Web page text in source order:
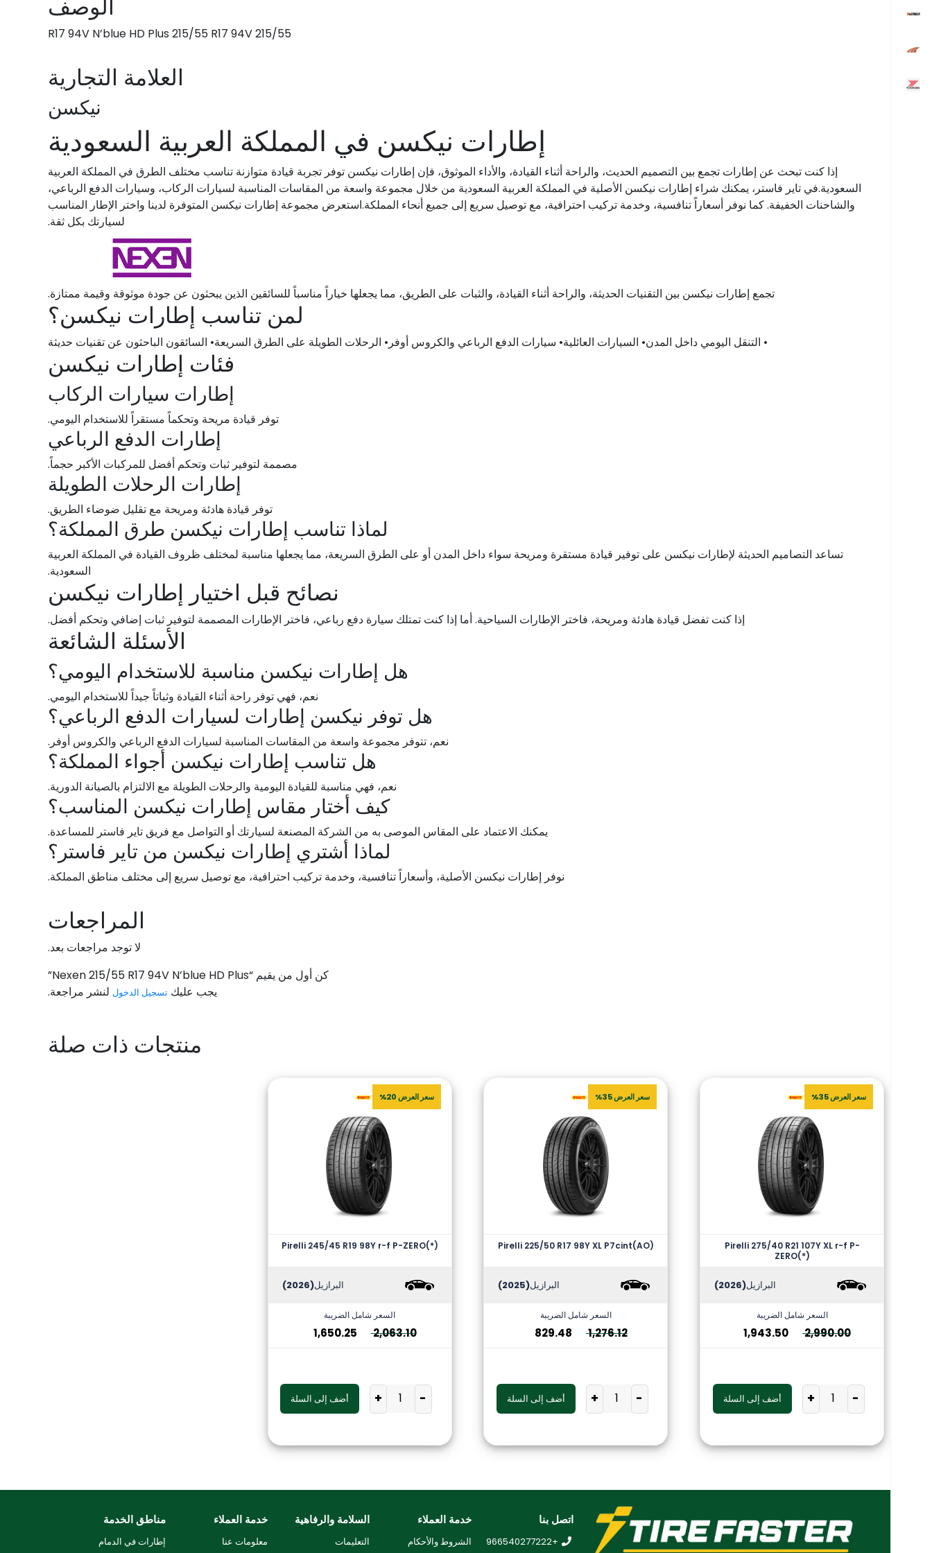
الوصف
215/55 R17 94V N’blue HD Plus 215/55 R17 94V
العلامة التجارية
نيكسن
إطارات نيكسن في المملكة العربية السعودية
إذا كنت تبحث عن إطارات تجمع بين التصميم الحديث، والراحة أثناء القيادة، والأداء الموثوق، فإن إطارات نيكسن توفر تجربة قيادة متوازنة تناسب مختلف الطرق في المملكة العربية
السعودية.في تاير فاستر، يمكنك شراء إطارات نيكسن الأصلية في المملكة العربية السعودية من خلال مجموعة واسعة من المقاسات المناسبة لسيارات الركاب، وسيارات الدفع الرباعي،
والشاحنات الخفيفة. كما نوفر أسعاراً تنافسية، وخدمة تركيب احترافية، مع توصيل سريع إلى جميع أنحاء المملكة.استعرض مجموعة إطارات نيكسن المتوفرة لدينا واختر الإطار المناسب
لسيارتك بكل ثقة.
تجمع إطارات نيكسن بين التقنيات الحديثة، والراحة أثناء القيادة، والثبات على الطريق، مما يجعلها خياراً مناسباً للسائقين الذين يبحثون عن جودة موثوقة وقيمة ممتازة.
لمن تناسب إطارات نيكسن؟
• التنقل اليومي داخل المدن• السيارات العائلية• سيارات الدفع الرباعي والكروس أوفر• الرحلات الطويلة على الطرق السريعة• السائقون الباحثون عن تقنيات حديثة
فئات إطارات نيكسن
إطارات سيارات الركاب
توفر قيادة مريحة وتحكماً مستقراً للاستخدام اليومي.
إطارات الدفع الرباعي
مصممة لتوفير ثبات وتحكم أفضل للمركبات الأكبر حجماً.
إطارات الرحلات الطويلة
توفر قيادة هادئة ومريحة مع تقليل ضوضاء الطريق.
لماذا تناسب إطارات نيكسن طرق المملكة؟
تساعد التصاميم الحديثة لإطارات نيكسن على توفير قيادة مستقرة ومريحة سواء داخل المدن أو على الطرق السريعة، مما يجعلها مناسبة لمختلف ظروف القيادة في المملكة العربية
السعودية.
نصائح قبل اختيار إطارات نيكسن
إذا كنت تفضل قيادة هادئة ومريحة، فاختر الإطارات السياحية. أما إذا كنت تمتلك سيارة دفع رباعي، فاختر الإطارات المصممة لتوفير ثبات إضافي وتحكم أفضل.
الأسئلة الشائعة
هل إطارات نيكسن مناسبة للاستخدام اليومي؟
نعم، فهي توفر راحة أثناء القيادة وثباتاً جيداً للاستخدام اليومي.
هل توفر نيكسن إطارات لسيارات الدفع الرباعي؟
نعم، تتوفر مجموعة واسعة من المقاسات المناسبة لسيارات الدفع الرباعي والكروس أوفر.
هل تناسب إطارات نيكسن أجواء المملكة؟
نعم، فهي مناسبة للقيادة اليومية والرحلات الطويلة مع الالتزام بالصيانة الدورية.
كيف أختار مقاس إطارات نيكسن المناسب؟
يمكنك الاعتماد على المقاس الموصى به من الشركة المصنعة لسيارتك أو التواصل مع فريق تاير فاستر للمساعدة.
لماذا أشتري إطارات نيكسن من تاير فاستر؟
نوفر إطارات نيكسن الأصلية، وأسعاراً تنافسية، وخدمة تركيب احترافية، مع توصيل سريع إلى مختلف مناطق المملكة.
المراجعات
لا توجد مراجعات بعد.
كن أول من يقيم “Nexen 215/55 R17 94V N’blue HD Plus”
يجب عليكتسجيل الدخول لنشر مراجعة.
منتجات ذات صلة
سعر العرض 35%
Pirelli 275/40 R21 107Y XL r-f P-
ZERO(*)
البرازيل(2026)
السعر شامل الضريبة
2,990.00
1,943.50
-
+ أضف إلى السلة
سعر العرض 35%
Pirelli 225/50 R17 98Y XL P7cint(AO)
البرازيل(2025)
السعر شامل الضريبة
1,276.12
829.48
-
+ أضف إلى السلة
سعر العرض 20%
Pirelli 245/45 R19 98Y r-f P-ZERO(*)
البرازيل(2026)
السعر شامل الضريبة
2,063.10
1,650.25
-
+ أضف إلى السلة
اتصل بنا
+966540277222
خدمة العملاء
الشروط والأحكام
السلامة والرفاهية
التعليمات
خدمة العملاء
معلومات عنا
مناطق الخدمة
إطارات في الدمام